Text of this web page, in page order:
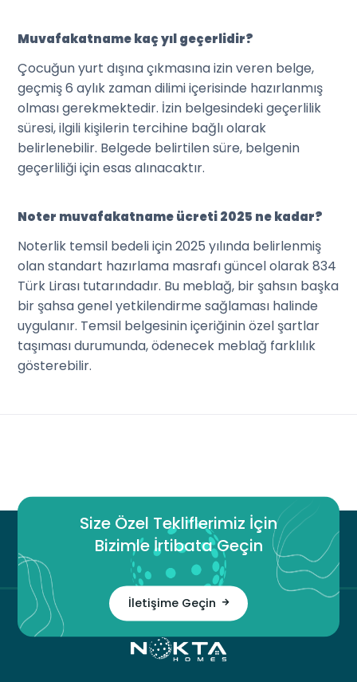
Muvafakatname kaç yıl geçerlidir?
Çocuğun yurt dışına çıkmasına izin veren belge,
geçmiş 6 aylık zaman dilimi içerisinde hazırlanmış
olması gerekmektedir. İzin belgesindeki geçerlilik
süresi, ilgili kişilerin tercihine bağlı olarak
belirlenebilir. Belgede belirtilen süre, belgenin
geçerliliği için esas alınacaktır.
Noter muvafakatname ücreti 2025 ne kadar?
Noterlik temsil bedeli için 2025 yılında belirlenmiş
olan standart hazırlama masrafı güncel olarak 834
Türk Lirası tutarındadır. Bu meblağ, bir şahsın başka
bir şahsa genel yetkilendirme sağlaması halinde
uygulanır. Temsil belgesinin içeriğinin özel şartlar
taşıması durumunda, ödenecek meblağ farklılık
gösterebilir.
Size Özel Tekliflerimiz İçin
Bizimle İrtibata Geçin
İletişime Geçin